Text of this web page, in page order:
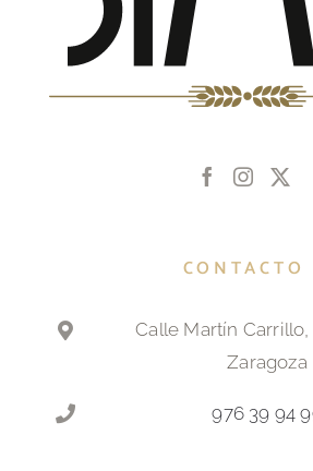
CONTACTO
Calle Martín Carrillo,
Zaragoza
976 39 94